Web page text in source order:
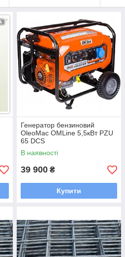
Генератор бензиновий
OleoMac OMLine 5,5кВт PZU
65 DCS
В наявності
39 900 ₴
Купити